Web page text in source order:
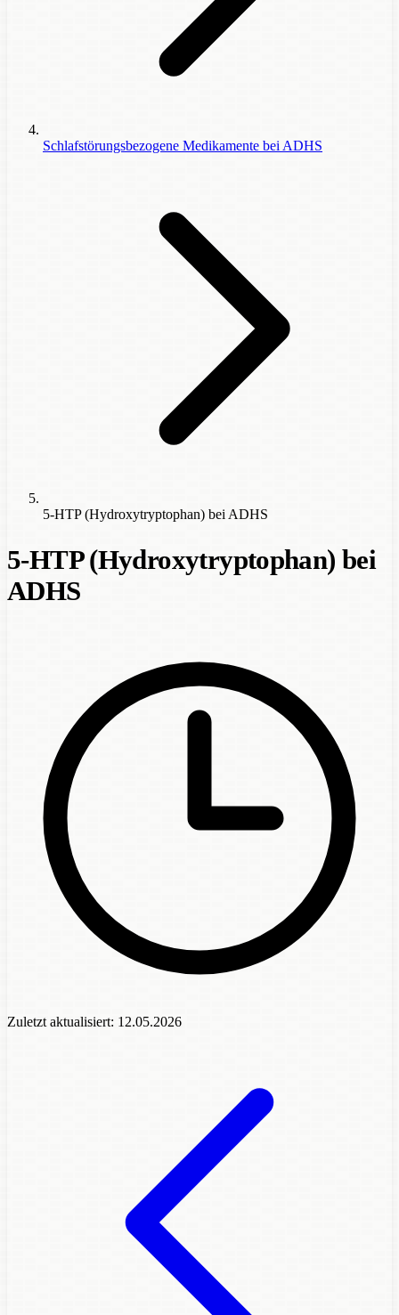
Schlafstörungsbezogene Medikamente bei ADHS
5-HTP (Hydroxytryptophan) bei ADHS
5-HTP (Hydroxytryptophan) bei
ADHS
Zuletzt aktualisiert: 12.05.2026